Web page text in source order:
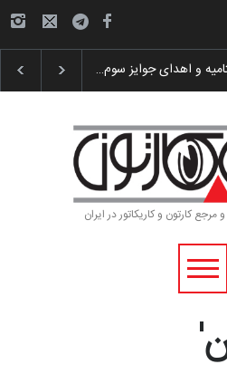
باشول (۱۹۳۶–۲۰۲۶)
کارتون و کاریکاتور در ایران